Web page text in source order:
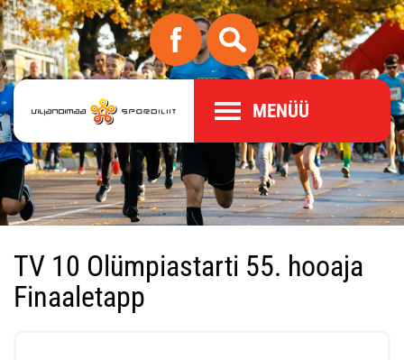
MENÜÜ
TV 10 Olümpiastarti 55. hooaja
Finaaletapp